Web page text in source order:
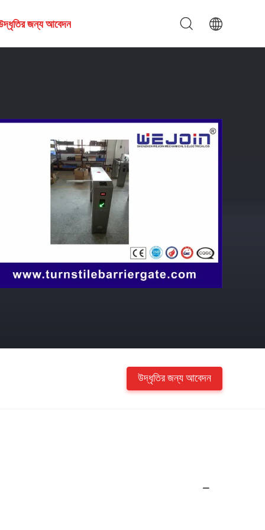
জন্য আবেদন
উদ্ধৃতির জন্য আবেদন